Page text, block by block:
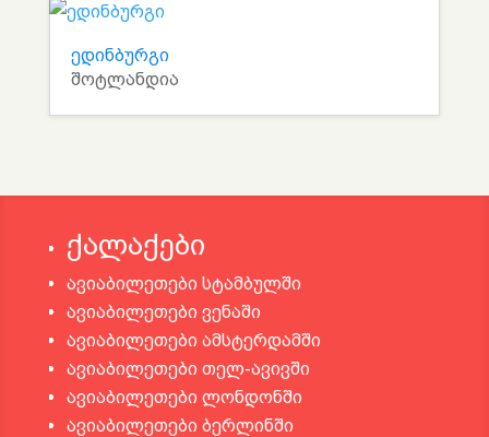
ედინბურგი
შოტლანდია
ქალაქები
ავიაბილეთები სტამბულში
ავიაბილეთები ვენაში
ავიაბილეთები ამსტერდამში
ავიაბილეთები თელ-ავივში
ავიაბილეთები ლონდონში
ავიაბილეთები ბერლინში